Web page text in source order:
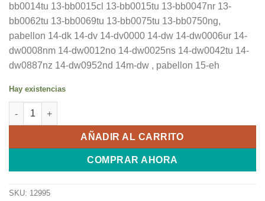
bb0014tu 13-bb0015cl 13-bb0015tu 13-bb0047nr 13-
bb0062tu 13-bb0069tu 13-bb0075tu 13-bb0750ng,
pabellon 14-dk 14-dv 14-dv0000 14-dw 14-dw0006ur 14-
dw0008nm 14-dw0012no 14-dw0025ns 14-dw0042tu 14-
dw0887nz 14-dw0952nd 14m-dw , pabellon 15-eh
Hay existencias
Bateria Pp03xl Para Hp Pavilion X360 14-dv 13-bb 13-bb0000
AÑADIR AL CARRITO
COMPRAR AHORA
SKU: 12995